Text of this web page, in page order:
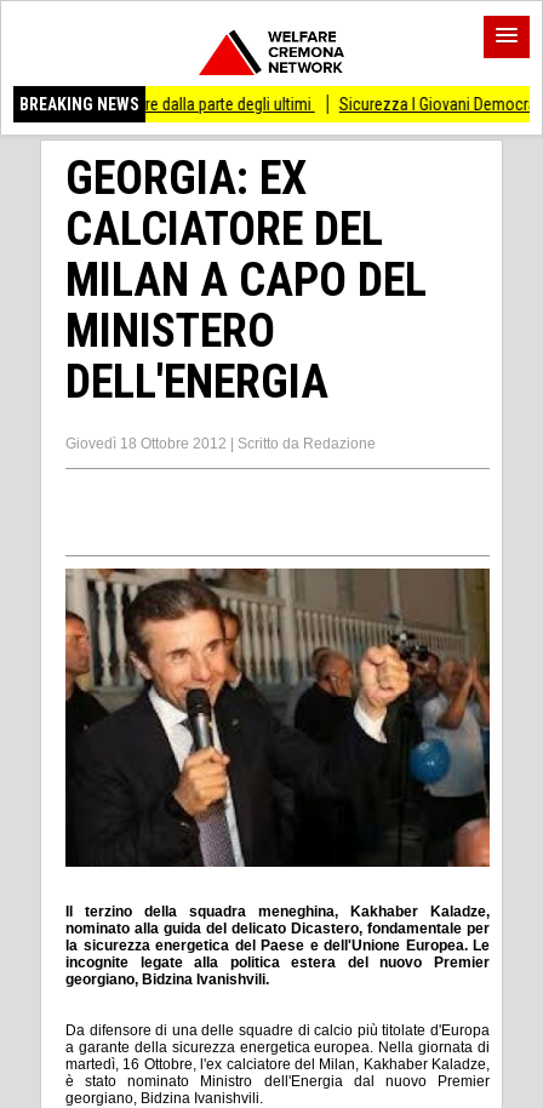
BREAKING NEWS
di stare dalla parte degli ultimi Sicurezza I Giovani Democratici
GEORGIA: EX
CALCIATORE DEL
MILAN A CAPO DEL
MINISTERO
DELL'ENERGIA
Giovedì 18 Ottobre 2012 Scritto da Redazione
Il terzino della squadra meneghina, Kakhaber Kaladze,
nominato alla guida del delicato Dicastero, fondamentale per
la sicurezza energetica del Paese e dell'Unione Europea. Le
incognite legate alla politica estera del nuovo Premier
georgiano, Bidzina Ivanishvili.
Da difensore di una delle squadre di calcio più titolate d'Europa
a garante della sicurezza energetica europea. Nella giornata di
martedì, 16 Ottobre, l'ex calciatore del Milan, Kakhaber Kaladze,
è stato nominato Ministro dell'Energia dal nuovo Premier
georgiano, Bidzina Ivanishvili.